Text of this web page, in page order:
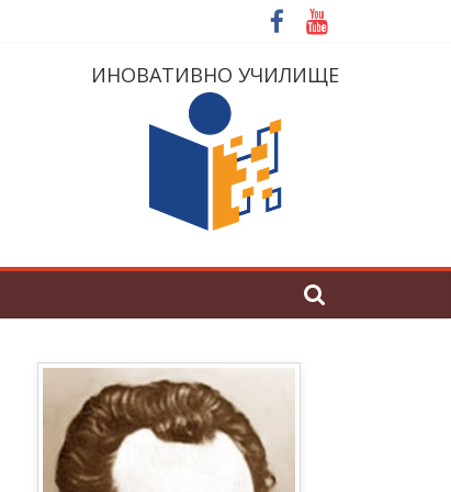
ИНОВАТИВНО УЧИЛИЩЕ